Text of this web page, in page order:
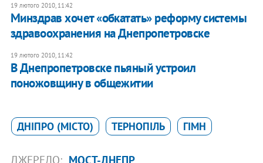
19 лютого 2010, 11:42
Минздрав хочет «обкатать» реформу системы
здравоохранения на Днепропетровске
19 лютого 2010, 11:42
В Днепропетровске пьяный устроил
поножовщину в общежитии
ДНІПРО (МІСТО) ТЕРНОПІЛЬ ГІМН
ДЖЕРЕЛО: МОСТ-ДНЕПР